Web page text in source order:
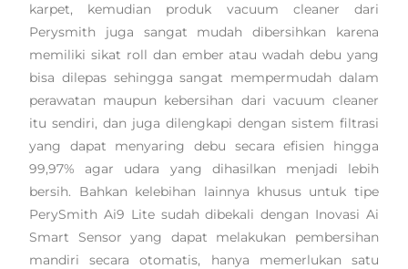
karpet, kemudian produk vacuum cleaner dari
Perysmith juga sangat mudah dibersihkan karena
memiliki sikat roll dan ember atau wadah debu yang
bisa dilepas sehingga sangat mempermudah dalam
perawatan maupun kebersihan dari vacuum cleaner
itu sendiri, dan juga dilengkapi dengan sistem filtrasi
yang dapat menyaring debu secara efisien hingga
99,97% agar udara yang dihasilkan menjadi lebih
bersih. Bahkan kelebihan lainnya khusus untuk tipe
PerySmith Ai9 Lite sudah dibekali dengan Inovasi Ai
Smart Sensor yang dapat melakukan pembersihan
mandiri secara otomatis, hanya memerlukan satu